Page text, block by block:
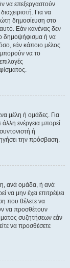
να επεξεργαστούν
Για να
δημοσίευση στο
Εάν κανένας δεν
δημοψήφισμα ή να
εάν κάποιο μέλος
μπορούν να το
μέλη ή ομάδες. Για
ενέργεια μπορεί
ή
την πρόσβαση.
ανά ομάδα, ή ανά
να μην έχει επιτρέψει
που θέλετε να
να προσθέτουν
συζητήσεων εάν
να προσθέσετε